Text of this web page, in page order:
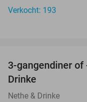
Verkocht: 193
3-gangendiner
Drinke
Nethe & Drinke